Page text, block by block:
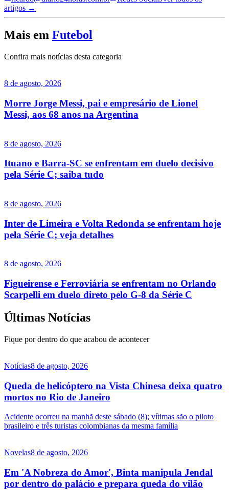
artigos →
Mais em Futebol
Confira mais notícias desta categoria
8 de agosto, 2026
Morre Jorge Messi, pai e empresário de Lionel
Messi, aos 68 anos na Argentina
8 de agosto, 2026
Ituano e Barra-SC se enfrentam em duelo decisivo
pela Série C; saiba tudo
8 de agosto, 2026
Inter de Limeira e Volta Redonda se enfrentam hoje
pela Série C; veja detalhes
8 de agosto, 2026
Figueirense e Ferroviária se enfrentam no Orlando
Scarpelli em duelo direto pelo G-8 da Série C
Últimas Notícias
Fique por dentro do que acabou de acontecer
Notícias8 de agosto, 2026
Queda de helicóptero na Vista Chinesa deixa quatro
mortos no Rio de Janeiro
Acidente ocorreu na manhã deste sábado (8); vítimas são o piloto
brasileiro e três turistas colombianas da mesma família
Novelas8 de agosto, 2026
Em 'A Nobreza do Amor', Binta manipula Jendal
por dentro do palácio e prepara queda do vilão